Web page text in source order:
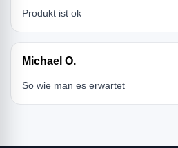
Produkt ist ok
Michael O.
So wie man es erwartet